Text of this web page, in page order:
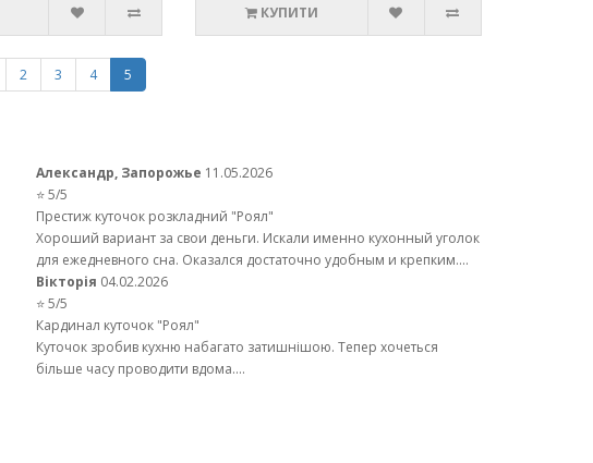
КУПИТИ
2 3 4 5
Александр, Запорожье 11.05.2026
⭐ 5/5
Престиж куточок розкладний "Роял"
Хороший вариант за свои деньги. Искали именно кухонный уголок
для ежедневного сна. Оказался достаточно удобным и крепким....
Вікторія 04.02.2026
⭐ 5/5
Кардинал куточок "Роял"
Куточок зробив кухню набагато затишнішою. Тепер хочеться
більше часу проводити вдома....